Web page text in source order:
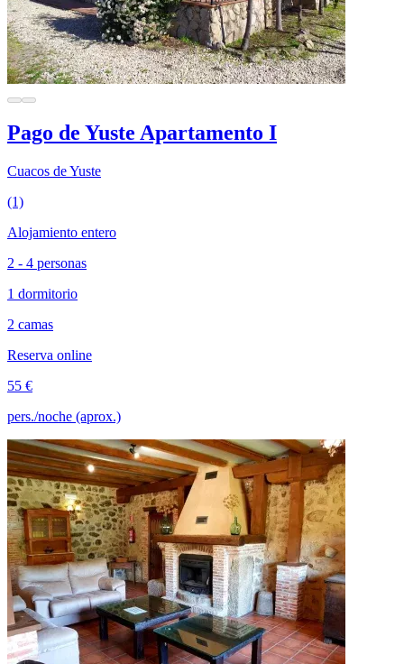
Pago de Yuste Apartamento I
Cuacos de Yuste
(1)
Alojamiento entero
2 - 4 personas
1 dormitorio
2 camas
Reserva online
55 €
pers./noche (aprox.)